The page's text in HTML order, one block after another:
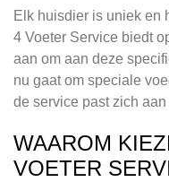
Elk huisdier is uniek en
4 Voeter Service biedt
aan om aan deze
nu gaat om speciale
de service past zich
WAAROM
VOETER